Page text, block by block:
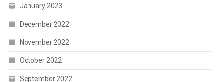
January 2023
December 2022
November 2022
October 2022
September 2022